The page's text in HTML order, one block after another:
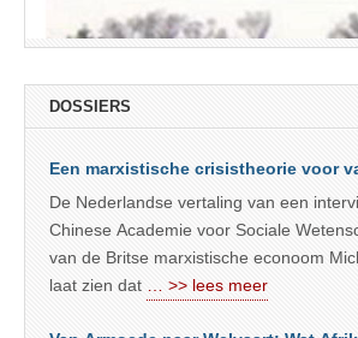
DOSSIERS
Een marxistische crisistheorie voor
De Nederlandse vertaling van een
Chinese Academie voor Sociale
van de Britse marxistische econoom
laat zien dat … >> lees meer